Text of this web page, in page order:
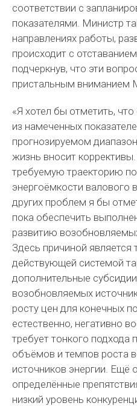
соответствии с
показателями. Министр
направлениях работы,
происходит с
подчеркнув, что эти
пристальным вниманием
«Я хотел бы отметить,
из намеченных
прогнозируемом
жизнь вносит
требуемую траекторию
энергоёмкости валового
других проблем я бы
пока обеспечить
развитию
Здесь причиной является
действующей системой
дополнительные
возобновляемых
росту цен для конечных
естественно, негативно
требует тонкого подхода
объёмов и темпов роста
источников энергии. Ещё
определённые
низкий уровень